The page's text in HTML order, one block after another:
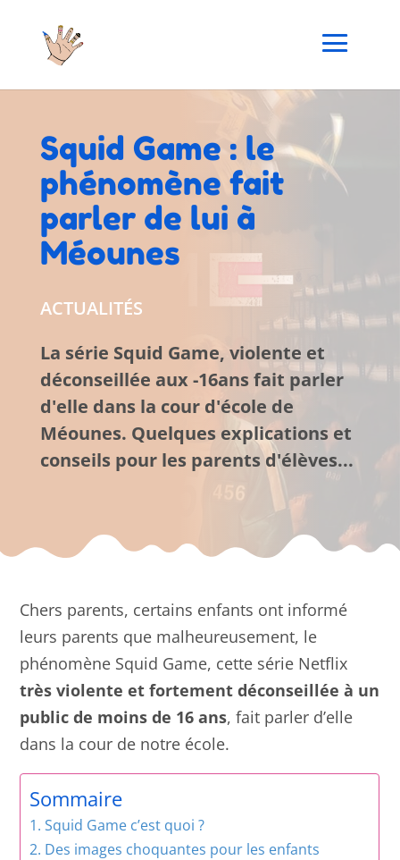
Squid Game : le
phénomène fait
parler de lui à
Méounes
ACTUALITÉS
La série Squid Game, violente et
déconseillée aux -16ans fait parler
d'elle dans la cour d'école de
Méounes. Quelques explications et
conseils pour les parents d'élèves...
Chers parents, certains enfants ont informé
leurs parents que malheureusement, le
phénomène Squid Game, cette série Netflix
très violente et fortement déconseillée à un
public de moins de 16 ans, fait parler d’elle
dans la cour de notre école.
Sommaire
Squid Game c’est quoi ?
Des images choquantes pour les enfants